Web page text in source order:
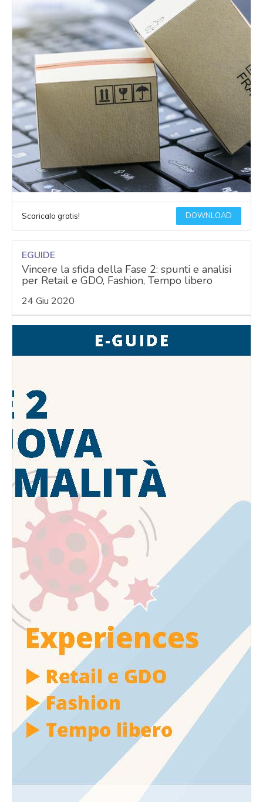
Scaricalo gratis! DOWNLOAD
EGUIDE
Vincere la sfida della Fase 2: spunti e analisi
per Retail e GDO, Fashion, Tempo libero
24 Giu 2020